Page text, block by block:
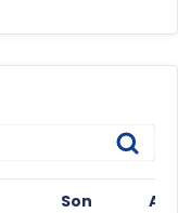
Son
Alış